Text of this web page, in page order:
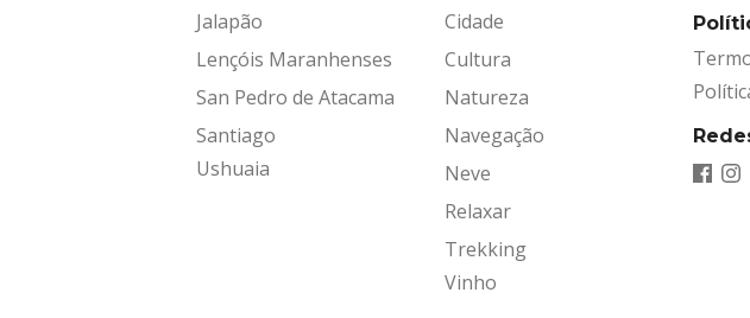
Jalapão
Lençóis Maranhenses
San Pedro de Atacama
Santiago
Ushuaia
Cidade
Cultura
Natureza
Navegação
Neve
Relaxar
Trekking
Vinho